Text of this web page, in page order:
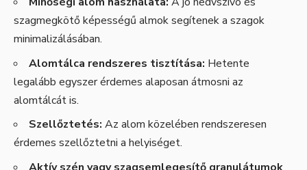
szagmegkötő képességű almok segítenek a szagok
minimalizálásában.
Alomtálca rendszeres tisztítása: Hetente
legalább egyszer érdemes alaposan átmosni az
alomtálcát is.
Szellőztetés: Az alom közelében rendszeresen
érdemes szellőztetni a helyiséget.
Aktív szén vagy szagsemlegesítő granulátumok